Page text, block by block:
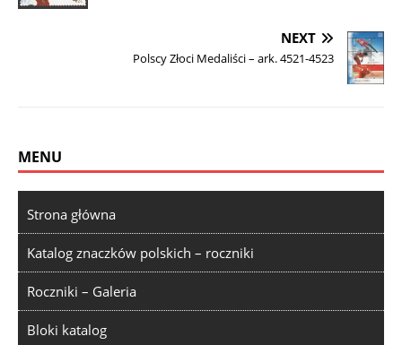
NEXT
Polscy Złoci Medaliści – ark. 4521-4523
MENU
Strona główna
Katalog znaczków polskich – roczniki
Roczniki – Galeria
Bloki katalog